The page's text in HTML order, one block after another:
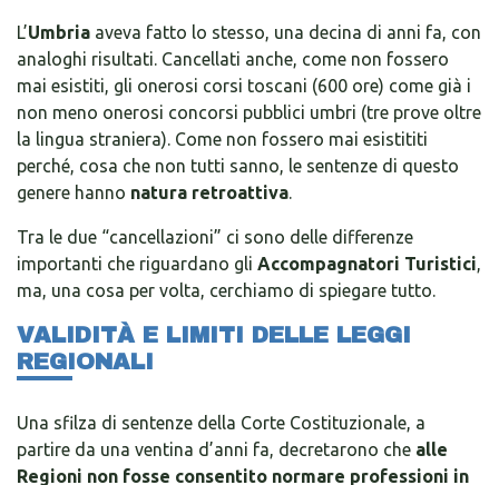
L’Umbria aveva fatto lo stesso, una decina di anni fa, con
analoghi risultati. Cancellati anche, come non fossero
mai esistiti, gli onerosi corsi toscani (600 ore) come già i
non meno onerosi concorsi pubblici umbri (tre prove oltre
la lingua straniera). Come non fossero mai esistititi
perché, cosa che non tutti sanno, le sentenze di questo
genere hanno natura retroattiva.
Tra le due “cancellazioni” ci sono delle differenze
importanti che riguardano gli Accompagnatori Turistici,
ma, una cosa per volta, cerchiamo di spiegare tutto.
VALIDITÀ E LIMITI DELLE LEGGI
REGIONALI
Una sfilza di sentenze della Corte Costituzionale, a
partire da una ventina d’anni fa, decretarono che alle
Regioni non fosse consentito normare professioni in